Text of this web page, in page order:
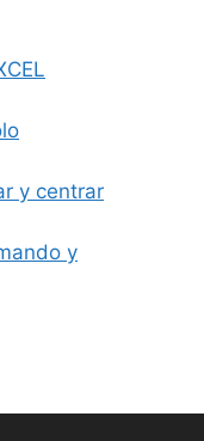
y centrar
y